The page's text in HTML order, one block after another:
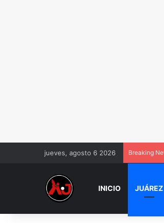
jueves, agosto 6 2026 Breaking
INICIO JUÁREZ